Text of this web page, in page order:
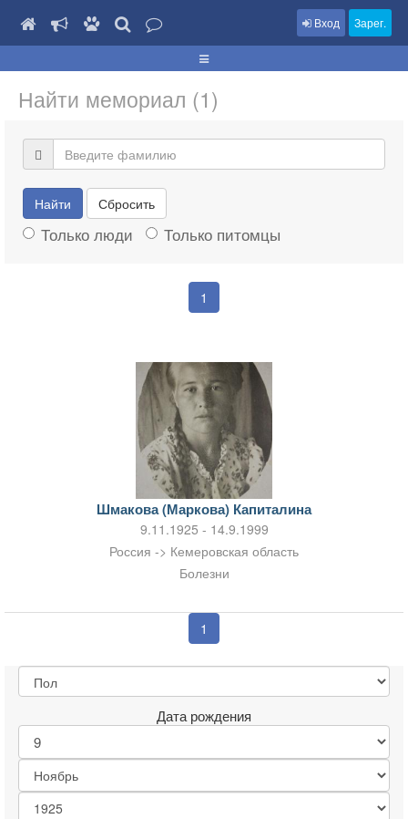
Вход Зарег.
Найти мемориал (1)
Найти Сбросить
Только люди Только питомцы
1
Шмакова (Маркова) Капиталина
9.11.1925 - 14.9.1999
Россия -> Кемеровская область
Болезни
1
Дата рождения